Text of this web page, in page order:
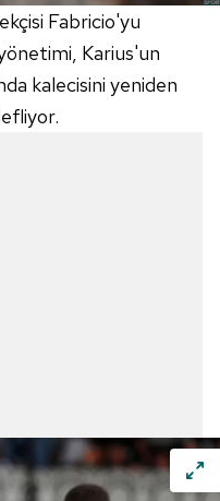
Fabricio'yu
Karius'un
kalecisini yeniden